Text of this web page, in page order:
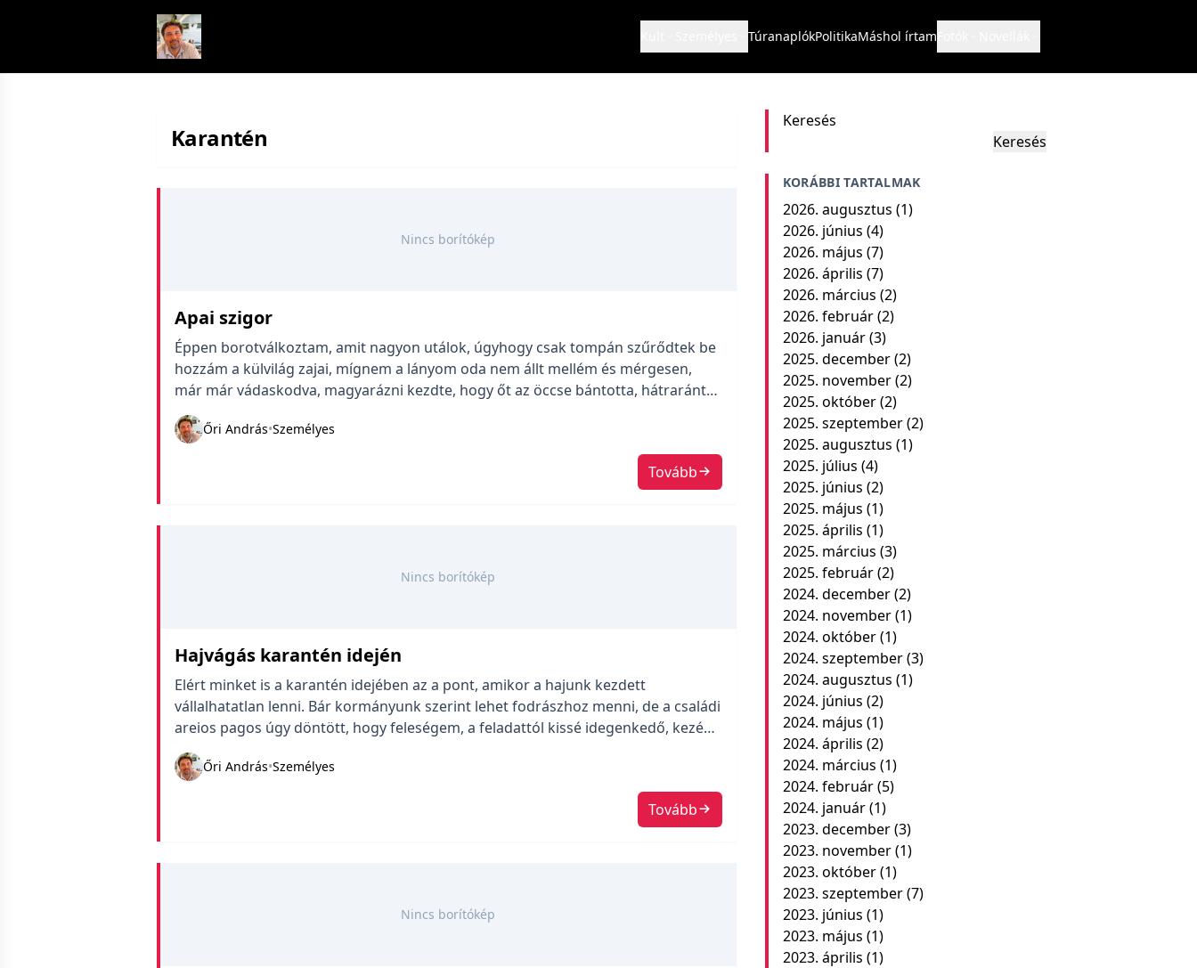
TúranaplókPolitikaMáshol írtam
Karantén
Nincs borítókép
Apai szigor
Éppen borotválkoztam, amit nagyon utálok, úgyhogy csak tompán szűrődtek be
hozzám a külvilág zajai, mígnem a lányom oda nem állt mellém és mérgesen,
már már vádaskodva, magyarázni kezdte, hogy őt az öccse bántotta, hátrarántva
a pizsama-felső nyakát fojtogatta. Én, a borotválkozásra figyelve, úgy éreztem,
hogy kellő módon sopánkodtam a helyzeten, de őt ez nem elégítette […]
Őri András•Személyes
Tovább
Nincs borítókép
Hajvágás karantén idején
Elért minket is a karantén idejében az a pont, amikor a hajunk kezdett
vállalhatatlan lenni. Bár kormányunk szerint lehet fodrászhoz menni, de a családi
areios pagos úgy döntött, hogy feleségem, a feladattól kissé idegenkedő, kezébe
teszi le a szakállvágó gépemet. A megbecsültség fokozatai szerint én voltam a
betanuló darab, a fiam a mestermű. Bizakodva vidáman […]
Őri András•Személyes
Tovább
Nincs borítókép
Keresés
Keresés
KORÁBBI TARTALMAK
2026. augusztus (1)
2026. június (4)
2026. május (7)
2026. április (7)
2026. március (2)
2026. február(2)
2026. január(3)
2025. december(2)
2025. november(2)
2025. október(2)
2025. szeptember(2)
2025. augusztus (1)
2025. július (4)
2025. június (2)
2025. május (1)
2025. április (1)
2025. március (3)
2025. február(2)
2024. december(2)
2024. november(1)
2024. október(1)
2024. szeptember(3)
2024. augusztus (1)
2024. június (2)
2024. május (1)
2024. április (2)
2024. március (1)
2024. február(5)
2024. január(1)
2023. december(3)
2023. november(1)
2023. október(1)
2023. szeptember(7)
2023. június (1)
2023. május (1)
2023. április (1)